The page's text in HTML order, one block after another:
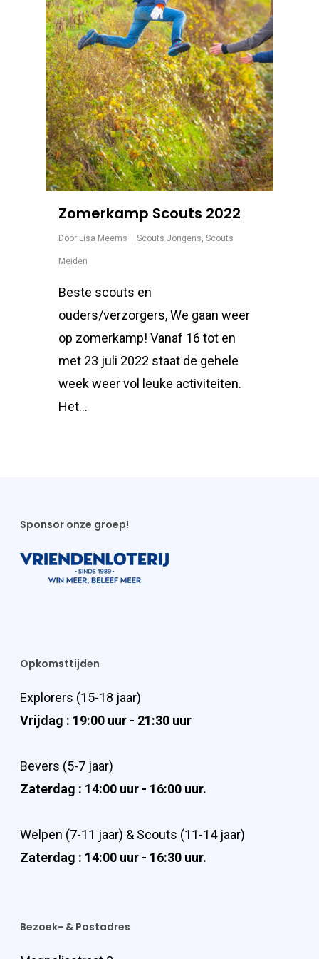
Zomerkamp Scouts 2022
Door Lisa Meems Scouts Jongens, Scouts
Meiden
Beste scouts en
ouders/verzorgers, We gaan weer
op zomerkamp! Vanaf 16 tot en
met 23 juli 2022 staat de gehele
week weer vol leuke activiteiten.
Het…
Sponsor onze groep!
Opkomsttijden
Explorers (15-18 jaar)
Vrijdag : 19:00 uur - 21:30 uur
Bevers (5-7 jaar)
Zaterdag : 14:00 uur - 16:00 uur.
Welpen (7-11 jaar) & Scouts (11-14 jaar)
Zaterdag : 14:00 uur - 16:30 uur.
Bezoek- & Postadres